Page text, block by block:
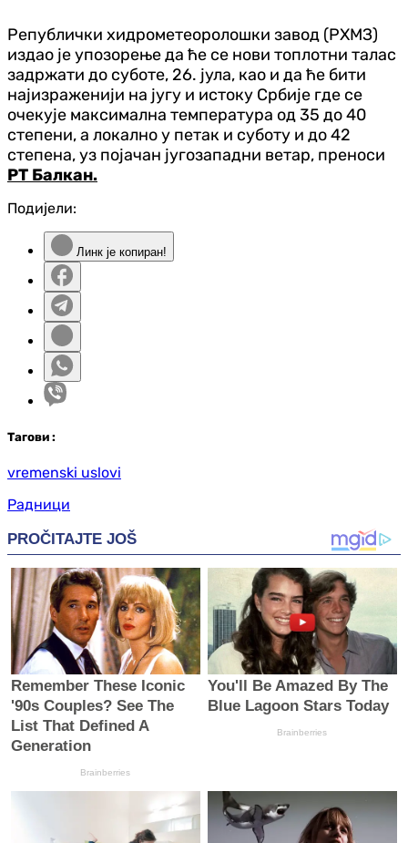
Републички хидрометеоролошки завод (РХМЗ)
издао је упозорење да ће се нови топлотни талас
задржати до суботе, 26. јула, као и да ће бити
најизраженији на југу и истоку Србије где се
очекује максимална температура од 35 до 40
степени, а локално у петак и суботу и до 42
степена, уз појачан југозападни ветар, преноси
РТ Балкан.
Подијели:
Линк је копиран!
Тагови :
vremenski uslovi
Радници